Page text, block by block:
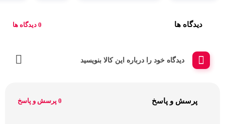
دیدگاه ها 0 دیدگاه ها
دیدگاه خود را درباره این کالا بنویسید
پرسش و پاسخ 0 پرسش و پاسخ